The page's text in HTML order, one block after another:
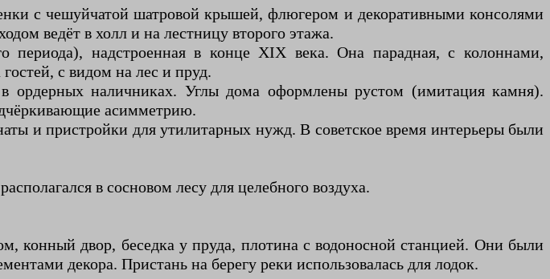
с чешуйчатой шатровой крышей, флюгером и декоративными консолями
ведёт в холл и на лестницу второго этажа.
периода), надстроенная в конце XIX века. Она парадная, с колоннами,
с видом на лес и пруд.
ордерных наличниках. Углы дома оформлены рустом (имитация камня).
асимметрию.
и пристройки для утилитарных нужд. В советское время интерьеры были
в сосновом лесу для целебного воздуха.
конный двор, беседка у пруда, плотина с водоносной станцией. Они были
декора. Пристань на берегу реки использовалась для лодок.